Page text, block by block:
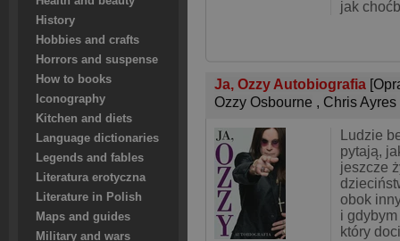
History
Hobbies and crafts
Horrors and suspense
How to books
Iconography
Kitchen and diets
Language dictionaries
Legends and fables
Literatura erotyczna
Literature in Polish
Maps and guides
Military and wars
jak
Ja, Ozzy Autobiografia
Ozzy Osbourne , Chris Ayres
Ludzie
pytają,
jeszcze
obok
i gdybym
który